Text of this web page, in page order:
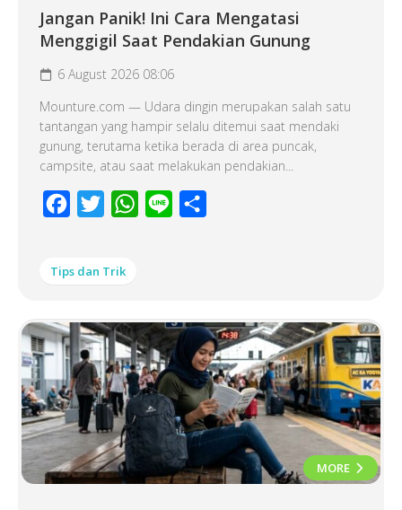
Jangan Panik! Ini Cara Mengatasi
Menggigil Saat Pendakian Gunung
6 August 2026 08:06
Mounture.com — Udara dingin merupakan salah satu
tantangan yang hampir selalu ditemui saat mendaki
gunung, terutama ketika berada di area puncak,
campsite, atau saat melakukan pendakian...
Facebook
Twitter WhatsApp
Line
Tips dan Trik
MORE